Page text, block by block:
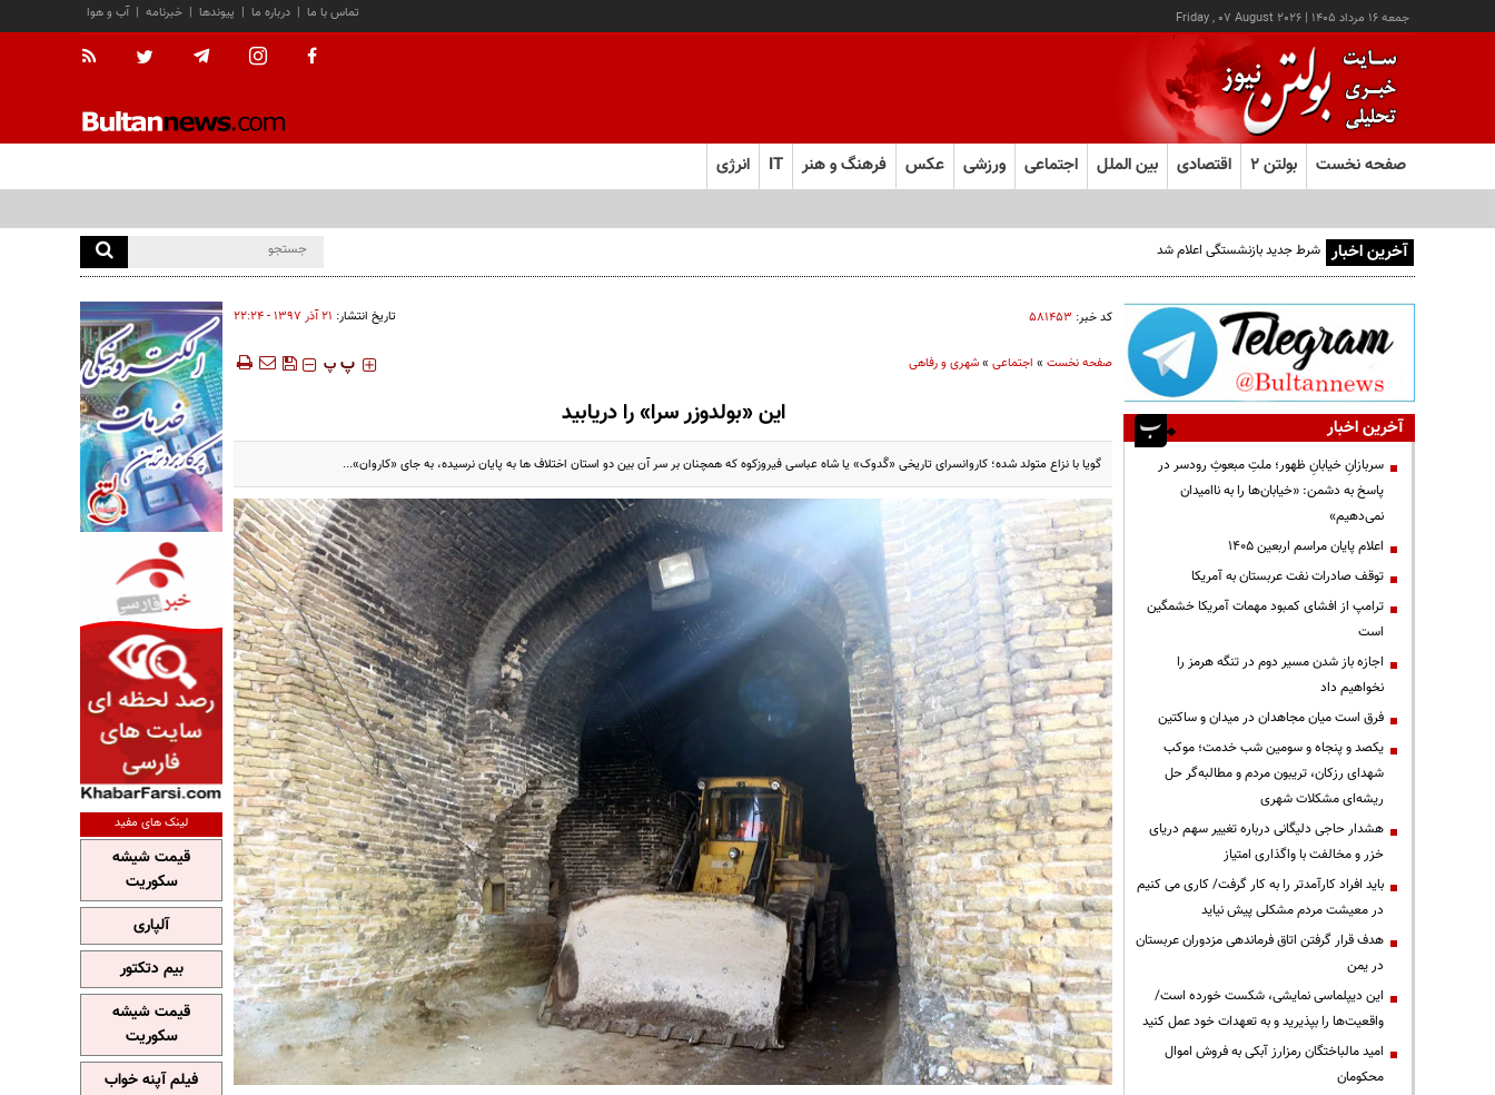
جمعه ۱۶ مرداد ۱۴۰۵ |
Friday , 07 August 2026 آب و هوا | خبرنامه | پیوندها | درباره ما | تماس با ما
صفحه نخست بولتن ۲ اقتصادی بین الملل اجتماعی ورزشی عکس فرهنگ و هنر IT انرژی
آخرین اخبار شرط جدید بازنشستگی اعلام شد
کد خبر: ۵۸۱۴۵۳ تاریخ انتشار: ۲۱ آذر ۱۳۹۷ - ۲۲:۲۴
صفحه نخست» اجتماعی»شهری و رفاهی ‍‍‍ پ پ
این «بولدوزر سرا» را دریابید
گویا با نزاع متولد شده؛ کاروانسرای تاریخی «گَدوک» یا شاه عباسی فیروزکوه که همچنان بر سر آن بین دو استان اختلاف ها به پایان نرسیده، به جای «کاروان»...
آخرین اخبار
سربازانِ خیابانِ ظهور؛ ملتِ مبعوثِ رودسر در
پاسخ به دشمن: «خیابان‌ها را به ناامیدان
نمی‌دهیم»
اعلام پایان مراسم اربعین ۱۴۰۵
توقف صادرات نفت عربستان به آمریکا
ترامپ از افشای کمبود مهمات آمریکا خشمگین
است
اجازه باز شدن مسیر دوم در تنگه هرمز را
نخواهیم داد
فرق است میان مجاهدان در میدان و ساکتین
یکصد و پنجاه و سومین شب خدمت؛ موکب
شهدای رزکان، تریبون مردم و مطالبه‌گر حل
ریشه‌ای مشکلات شهری
هشدار حاجی دلیگانی درباره تغییر سهم دریای
خزر و مخالفت با واگذاری امتیاز
باید افراد کارآمدتر را به کار گرفت/ کاری می کنیم
در معیشت مردم مشکلی پیش نیاید
هدف قرار گرفتن اتاق‌ فرماندهی مزدوران عربستان
در یمن
این دیپلماسی نمایشی، شکست خورده است/
واقعیت‌ها را بپذیرید و به تعهدات خود عمل کنید
امید مالباختگان رمزارز آبکی به فروش اموال
محکومان
لینک های مفید
قیمت شیشه
سکوریت
آلپاری
بیم دتکتور
قیمت شیشه
سکوریت
فیلم آپنه خواب